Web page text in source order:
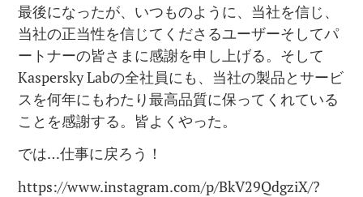
最後になったが、いつものように、当社を信じ、
当社の正当性を信じてくださるユーザーそしてパ
ートナーの皆さまに感謝を申し上げる。そして
Kaspersky Labの全社員にも、当社の製品とサービ
スを何年にもわたり最高品質に保ってくれている
ことを感謝する。皆よくやった。
では…仕事に戻ろう！
https://www.instagram.com/p/BkV29QdgziX/?